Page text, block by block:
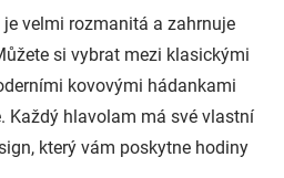
velmi rozmanitá a zahrnuje
si vybrat mezi klasickými
kovovými hádankami
Každý hlavolam má své vlastní
který vám poskytne hodiny